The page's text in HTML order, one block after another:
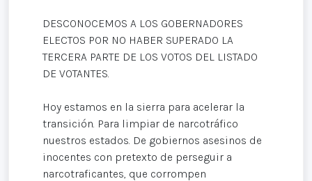
DESCONOCEMOS A LOS GOBERNADORES
ELECTOS POR NO HABER SUPERADO LA
TERCERA PARTE DE LOS VOTOS DEL LISTADO
DE VOTANTES.
Hoy estamos en la sierra para acelerar la
transición. Para limpiar de narcotráfico
nuestros estados. De gobiernos asesinos de
inocentes con pretexto de perseguir a
narcotraficantes, que corrompen